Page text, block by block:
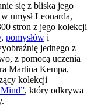
się z bliska jego
umysł Leonarda,
stron z jego kolekcji
, pomysłów i
jednego z
z pomocą uczenia
Martina Kempa,
kolekcji
Mind”, który odkrywa